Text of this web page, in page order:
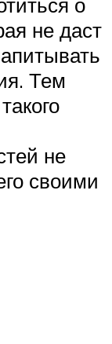
не даст
Тем
не
своими